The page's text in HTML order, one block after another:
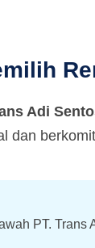
Adi
dan
PT.